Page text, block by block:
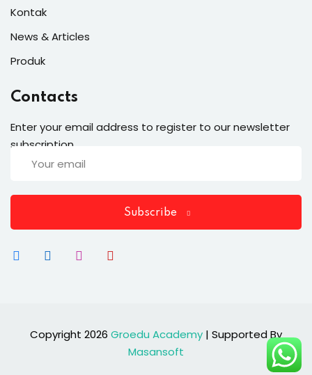
Kontak
News & Articles
Produk
Contacts
Enter your email address to register to our newsletter
subscription
Subscribe
Copyright 2026 Groedu Academy | Supported By
Masansoft